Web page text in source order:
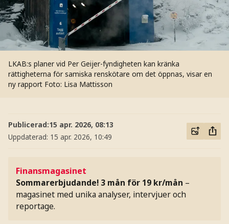
LKAB:s planer vid Per Geijer-fyndigheten kan kränka
rättigheterna för samiska renskötare om det öppnas, visar en
ny rapport Foto: Lisa Mattisson
Publicerad:15 apr. 2026, 08:13
Uppdaterad: 15 apr. 2026, 10:49
Finansmagasinet
Sommarerbjudande! 3 mån för 19 kr/mån –
magasinet med unika analyser, intervjuer och
reportage.